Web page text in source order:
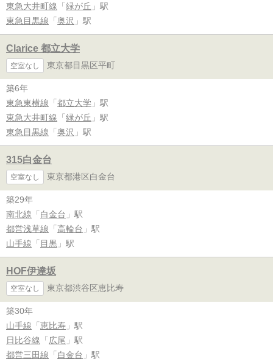
東急大井町線 「 緑が丘 」駅
東急目黒線 「 奥沢 」駅
Clarice 都立大学
空室なし 東京都目黒区平町
築6年
東急東横線 「 都立大学 」駅
東急大井町線 「 緑が丘 」駅
東急目黒線 「 奥沢 」駅
315白金台
空室なし 東京都港区白金台
築29年
南北線 「 白金台 」駅
都営浅草線 「 高輪台 」駅
山手線 「 目黒 」駅
HOF伊達坂
空室なし 東京都渋谷区恵比寿
築30年
山手線 「 恵比寿 」駅
日比谷線 「 広尾 」駅
都営三田線 「 白金台 」駅